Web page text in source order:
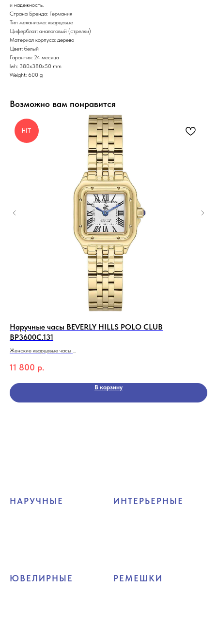
и надежность.
Страна Бренда: Германия
Тип механизма: кварцевые
Циферблат: аналоговый (стрелки)
Материал корпуса: дерево
Цвет: белый
Гарантия: 24 месяца
lwh: 380x380x50 mm
Weight: 600 g
Возможно вам понравится
HIT
Наручные часы BEVERLY HILLS POLO CLUB
BP3600C.131
Женские кварцевые часы
Коллекция Best seller ladies
11 800 р.
В корзину
НАРУЧНЫЕ ИНТЕРЬЕРНЫЕ
ЮВЕЛИРНЫЕ РЕМЕШКИ